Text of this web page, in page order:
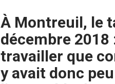
À Montreuil, le
décembre 2018
travailler que
y avait donc